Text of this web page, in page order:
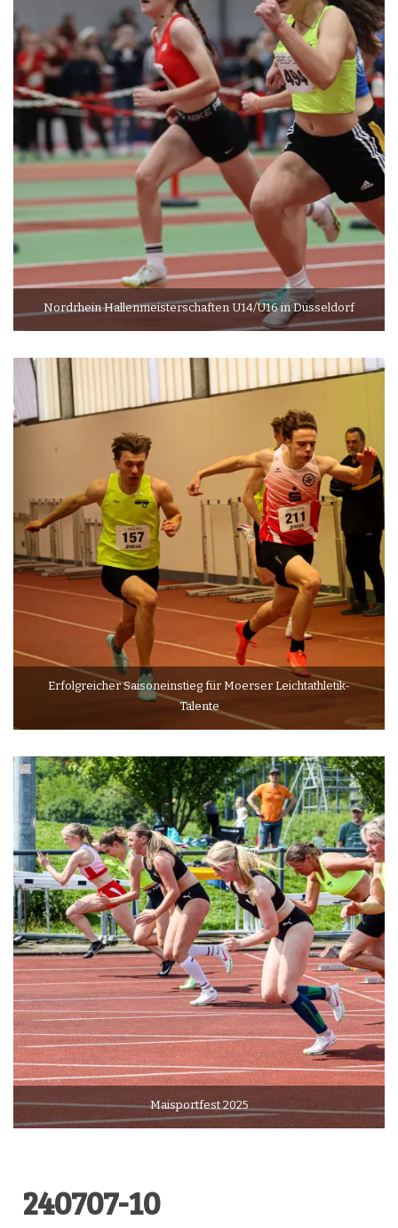
Nordrhein Hallenmeisterschaften U14/U16 in Düsseldorf
Erfolgreicher Saisoneinstieg für Moerser Leichtathletik-
Talente
Maisportfest 2025
240707-10